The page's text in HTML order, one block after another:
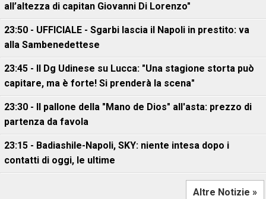
all’altezza di capitan Giovanni Di Lorenzo"
23:50 - UFFICIALE - Sgarbi lascia il Napoli in prestito: va
alla Sambenedettese
23:45 - Il Dg Udinese su Lucca: "Una stagione storta può
capitare, ma è forte! Si prenderà la scena"
23:30 - Il pallone della "Mano de Dios" all'asta: prezzo di
partenza da favola
23:15 - Badiashile-Napoli, SKY: niente intesa dopo i
contatti di oggi, le ultime
Altre Notizie »